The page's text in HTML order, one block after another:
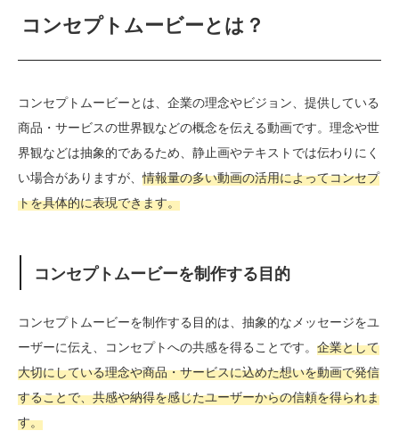
コンセプトムービーとは？
コンセプトムービーとは、企業の理念やビジョン、提供している
商品・サービスの世界観などの概念を伝える動画です。理念や世
界観などは抽象的であるため、静止画やテキストでは伝わりにく
い場合がありますが、情報量の多い動画の活用によってコンセプ
トを具体的に表現できます。
コンセプトムービーを制作する目的
コンセプトムービーを制作する目的は、抽象的なメッセージをユ
ーザーに伝え、コンセプトへの共感を得ることです。 企業として
大切にしている理念や商品・サービスに込めた想いを動画で発信
することで、共感や納得を感じたユーザーからの信頼を得られま
す。